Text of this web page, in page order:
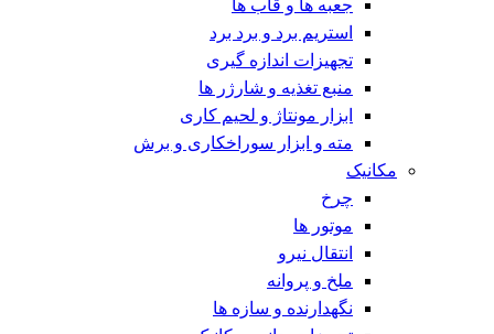
جعبه ها و قاب ها
استریم برد و برد برد
تجهیزات اندازه گیری
منبع تغذیه و شارژر ها
ابزار مونتاژ و لحیم کاری
مته و ابزار سوراخکاری و برش
مکانیک
چرخ
موتور ها
انتقال نیرو
ملخ و پروانه
نگهدارنده و سازه ها